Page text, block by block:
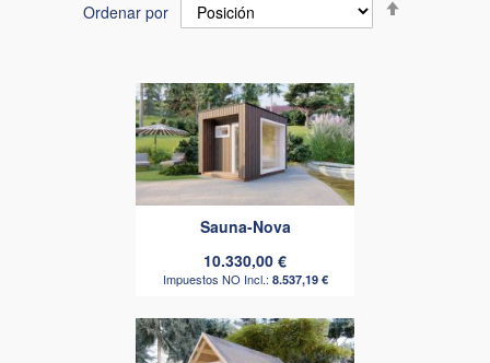
Ordenar por
Sauna-Nova
10.330,00 €
8.537,19 €